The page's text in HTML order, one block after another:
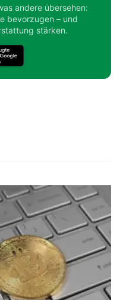
andere übersehen:
bevorzugen – und
stärken.